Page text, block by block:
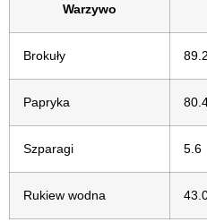
Warzywo
Brokuły 89.2
Papryka
Szparagi 5.6
Rukiew wodna